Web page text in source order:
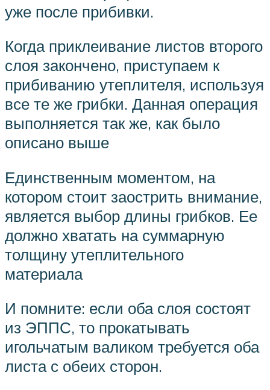
уже после прибивки.
Когда приклеивание листов второго
слоя закончено, приступаем к
прибиванию утеплителя, используя
все те же грибки. Данная операция
выполняется так же, как было
описано выше
Единственным моментом, на
котором стоит заострить внимание,
является выбор длины грибков. Ее
должно хватать на суммарную
толщину утеплительного
материала
И помните: если оба слоя состоят
из ЭППС, то прокатывать
игольчатым валиком требуется оба
листа с обеих сторон.